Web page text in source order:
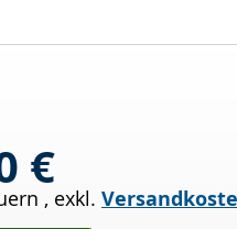
€
, exkl.